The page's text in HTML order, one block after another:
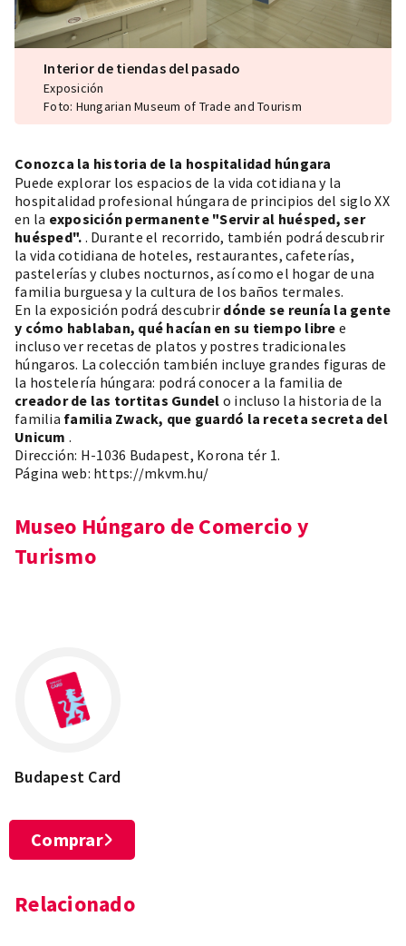
Interior de tiendas del pasado
Exposición
Foto: Hungarian Museum of Trade and Tourism
Conozca la historia de la hospitalidad húngara
Puede explorar los espacios de la vida cotidiana y la
hospitalidad profesional húngara de principios del siglo XX
en la exposición permanente "Servir al huésped, ser
huésped". . Durante el recorrido, también podrá descubrir
la vida cotidiana de hoteles, restaurantes, cafeterías,
pastelerías y clubes nocturnos, así como el hogar de una
familia burguesa y la cultura de los baños termales.
En la exposición podrá descubrir dónde se reunía la gente
y cómo hablaban, qué hacían en su tiempo libre e
incluso ver recetas de platos y postres tradicionales
húngaros. La colección también incluye grandes figuras de
la hostelería húngara: podrá conocer a la familia de
creador de las tortitas Gundel o incluso la historia de la
familia familia Zwack, que guardó la receta secreta del
Unicum .
Dirección: H-1036 Budapest, Korona tér 1.
Página web: https://mkvm.hu/
Museo Húngaro de Comercio y
Turismo
Budapest Card
Comprar
Relacionado